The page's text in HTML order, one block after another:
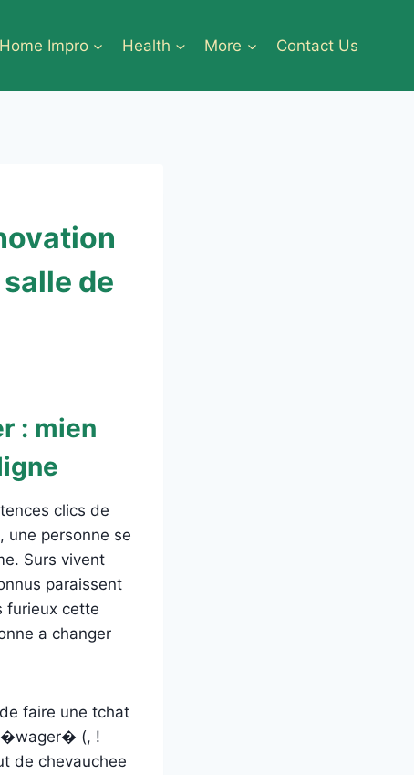
Home Impro Health More Contact Us
de
: mien
clics de
une personne se
Surs vivent
paraissent
furieux cette
a changer
faire une tchat
�wager� (, !
de chevauchee